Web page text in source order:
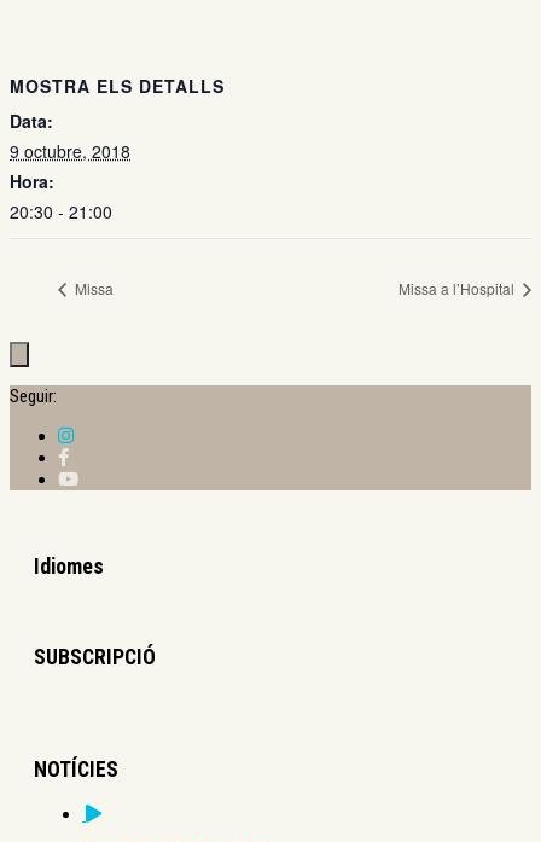
MOSTRA ELS DETALLS
Data:
9 octubre, 2018
Hora:
20:30 - 21:00
Missa Missa a l’Hospital
Seguir:
Idiomes
SUBSCRIPCIÓ
NOTÍCIES